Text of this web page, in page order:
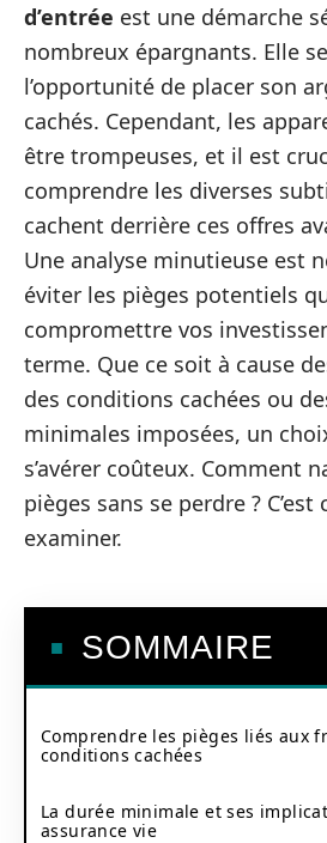
d’entrée est une démarche
nombreux épargnants. Elle
l’opportunité de placer son
cachés. Cependant, les
être trompeuses, et il est
comprendre les diverses
cachent derrière ces offres
Une analyse minutieuse est
éviter les pièges potentiels
compromettre vos
terme. Que ce soit à cause
des conditions cachées ou
minimales imposées, un
s’avérer coûteux. Comment
pièges sans se perdre ?
examiner.
SOMMAIRE
Comprendre les pièges liés aux
conditions cachées
La durée minimale et ses
assurance vie